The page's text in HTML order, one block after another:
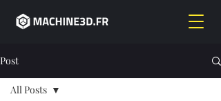
Post
All Posts